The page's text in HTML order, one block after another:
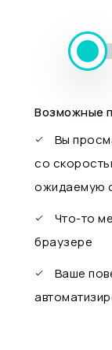
Возможные
Вы
со
ожидаемую
Что-то
браузере
Ваше